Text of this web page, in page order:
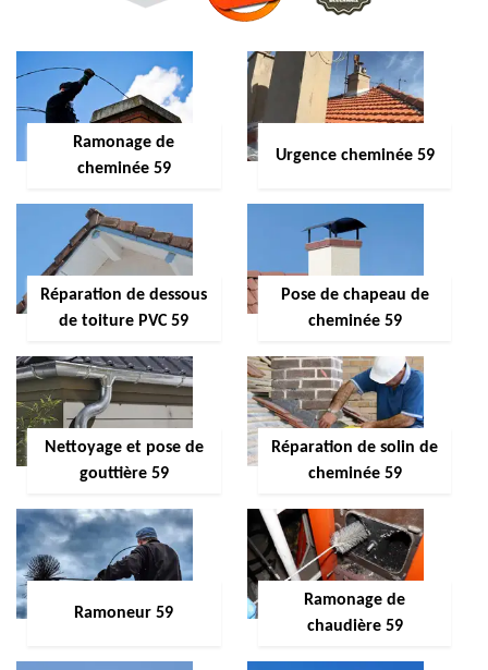
Ramonage de
cheminée 59
Urgence cheminée 59
Réparation de dessous
de toiture PVC 59
Pose de chapeau de
cheminée 59
Nettoyage et pose de
gouttière 59
Réparation de solin de
cheminée 59
Ramoneur 59
Ramonage de
chaudière 59